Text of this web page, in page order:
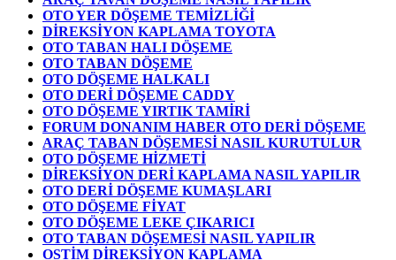
OTO YER DÖŞEME TEMİZLİĞİ
DİREKSİYON KAPLAMA TOYOTA
OTO TABAN HALI DÖŞEME
OTO TABAN DÖŞEME
OTO DÖŞEME HALKALI
OTO DERİ DÖŞEME CADDY
OTO DÖŞEME YIRTIK TAMİRİ
FORUM DONANIM HABER OTO DERİ DÖŞEME
ARAÇ TABAN DÖŞEMESİ NASIL KURUTULUR
OTO DÖŞEME HİZMETİ
DİREKSİYON DERİ KAPLAMA NASIL YAPILIR
OTO DERİ DÖŞEME KUMAŞLARI
OTO DÖŞEME FİYAT
OTO DÖŞEME LEKE ÇIKARICI
OTO TABAN DÖŞEMESİ NASIL YAPILIR
OSTİM DİREKSİYON KAPLAMA